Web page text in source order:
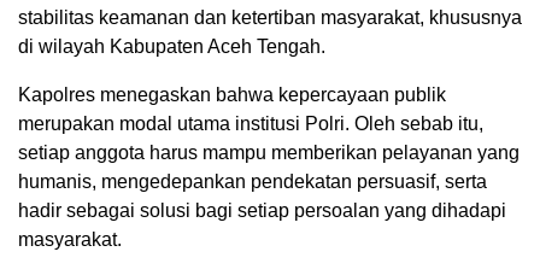
stabilitas keamanan dan ketertiban masyarakat, khususnya
di wilayah Kabupaten Aceh Tengah.
Kapolres menegaskan bahwa kepercayaan publik
merupakan modal utama institusi Polri. Oleh sebab itu,
setiap anggota harus mampu memberikan pelayanan yang
humanis, mengedepankan pendekatan persuasif, serta
hadir sebagai solusi bagi setiap persoalan yang dihadapi
masyarakat.